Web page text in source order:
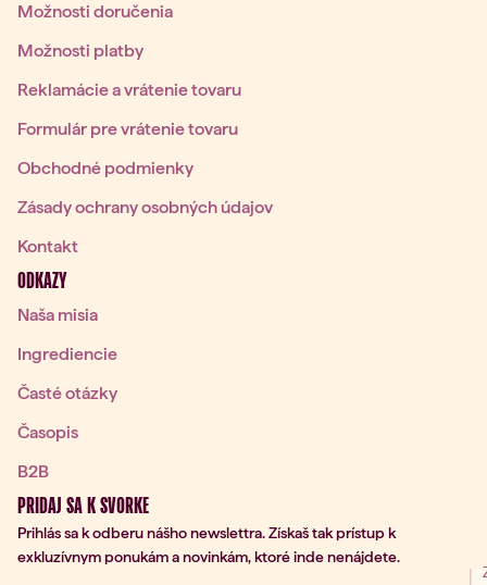
Možnosti doručenia
Možnosti platby
Reklamácie a vrátenie tovaru
Formulár pre vrátenie tovaru
Obchodné podmienky
Zásady ochrany osobných údajov
Kontakt
ODKAZY
Naša misia
Ingrediencie
Časté otázky
Časopis
B2B
PRIDAJ SA K SVORKE
Prihlás sa k odberu nášho newslettra. Získaš tak prístup k
exkluzívnym ponukám a novinkám, ktoré inde nenájdete.
na odber